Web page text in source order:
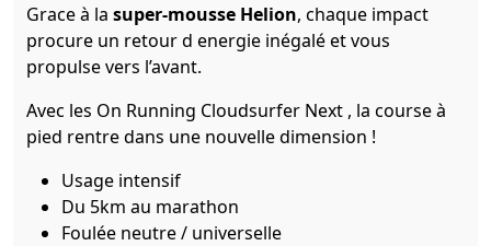
Grace à la super-mousse Helion, chaque impact
procure un retour d energie inégalé et vous
propulse vers l’avant.
Avec les On Running Cloudsurfer Next , la course à
pied rentre dans une nouvelle dimension !
Usage intensif
Du 5km au marathon
Foulée neutre / universelle